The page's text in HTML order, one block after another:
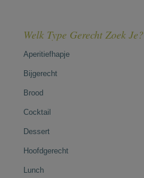
Welk Type Gerecht Zoek Je?
Aperitiefhapje
Bijgerecht
Brood
Cocktail
Dessert
Hoofdgerecht
Lunch